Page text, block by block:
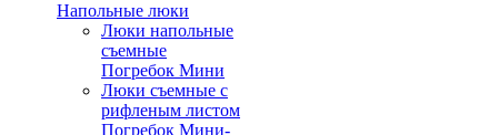
Напольные люки
Люки напольные
съемные
Погребок Мини
Люки съемные с
рифленым листом
Погребок Мини-